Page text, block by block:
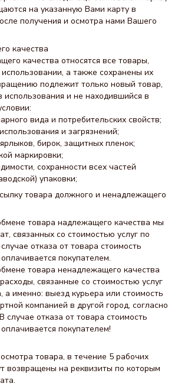
на указанную Вами карту в
получения и осмотра нами Вашего
качества
качества относятся все товары,
а также сохранены их
подлежит только новый товар,
и не находившийся в
вида и потребительских свойств;
и загрязнений;
бирок, защитных пленок;
маркировки;
сохранности всех частей
упаковки;
товара должного и ненадлежащего
товара надлежащего качества мы
связанных со стоимостью услуг по
отказа от товара стоимость
покупателем.
товара ненадлежащего качества
связанные со стоимостью услуг
а именно: выезд курьера или стоимость
компанией в другой город, согласно
отказа от товара стоимость
покупателем!
товара, в течение 5 рабочих
возвращены на реквизиты по которым